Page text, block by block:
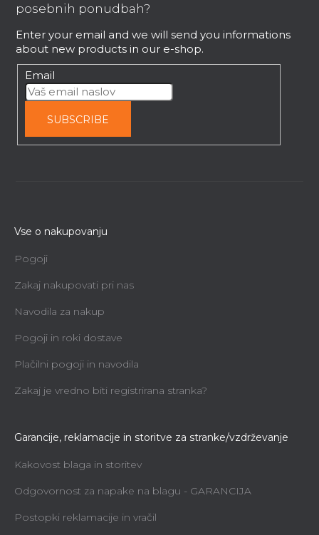
posebnih ponudbah?
Enter your email and we will send you informations
about new products in our e-shop.
Email
SUBSCRIBE
Vse o nakupovanju
Pogoji
Zakaj nakupovati pri nas
Navodila za nakup
Pogoji in roki dostave
Plačilni pogoji in navodila
Zakaj je vredno biti registrirana stranka?
Garancije, reklamacije in storitve za stranke/vzdrževanje
Kakovost blaga in storitev
Odgovornost za napake na blagu - GARANCIJA
Postopki reklamacije in vračil